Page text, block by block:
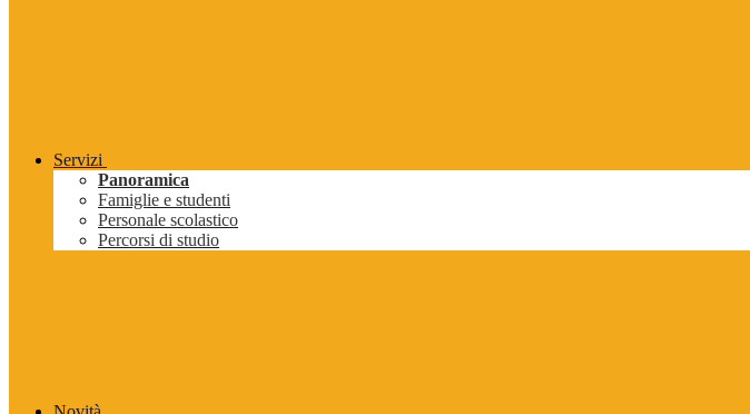
Servizi
Panoramica
Famiglie e studenti
Personale scolastico
Percorsi di studio